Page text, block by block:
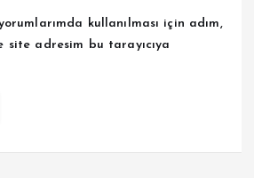
kullanılması için adım,
site adresim bu tarayıcıya